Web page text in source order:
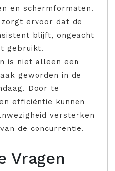
en schermformaten.
zorgt ervoor dat de
blijft, ongeacht
gebruikt.
is niet alleen een
geworden in de
Door te
efficiëntie kunnen
versterken
de concurrentie.
Vragen